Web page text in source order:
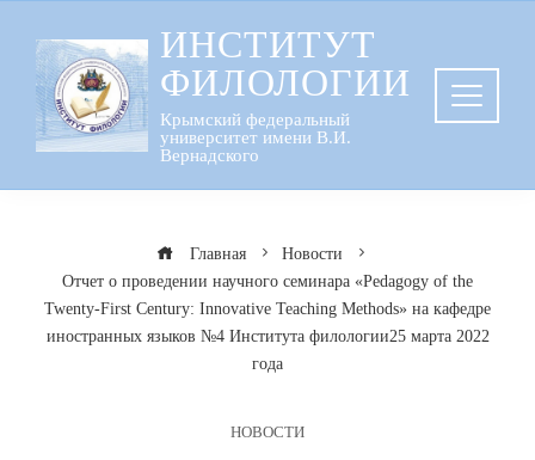
содержанию
ИНСТИТУТ
ФИЛОЛОГИИ
Крымский федеральный
университет имени В.И.
Вернадского
Главная
Новости
Отчет о проведении научного семинара «Pedagogy of the
Twenty-First Century: Innovative Teaching Methods» на кафедре
иностранных языков №4 Института филологии25 марта 2022
года
НОВОСТИ